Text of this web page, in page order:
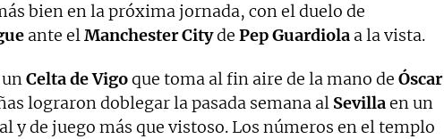
bien en la próxima jornada, con el duelo de
ante elManchester Cityde Pep Guardiola a la vista.
Celta de Vigoque toma al fin aire de la mano de Óscar
lograron doblegar la pasada semana al Sevillaen un
y de juego más que vistoso. Los números en el templo